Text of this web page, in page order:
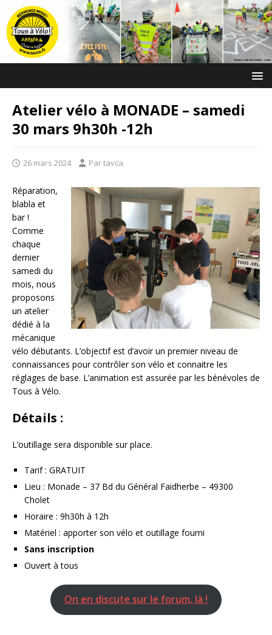
Atelier vélo à MONADE – samedi
30 mars 9h30h -12h
26 mars 2024 Par tavca
Réparation,
blabla et
bar !
Comme
chaque
dernier
samedi du
mois, nous
proposons
un atelier
dédié à la
mécanique
vélo débutants. L’objectif est d’avoir un premier niveau de
connaissances pour contrôler son vélo et connaitre les
réglages de base. L’animation est assurée par les bénévoles de
Tous à Vélo.
Détails :
L’outillage sera disponible sur place.
Tarif : GRATUIT
Lieu : Monade – 37 Bd du Général Faidherbe – 49300
Cholet
Horaire : 9h30h à 12h
Matériel : apporter son vélo et outillage fourni
Sans inscription
Ouvert à tous
On en discute sur le forum, là !